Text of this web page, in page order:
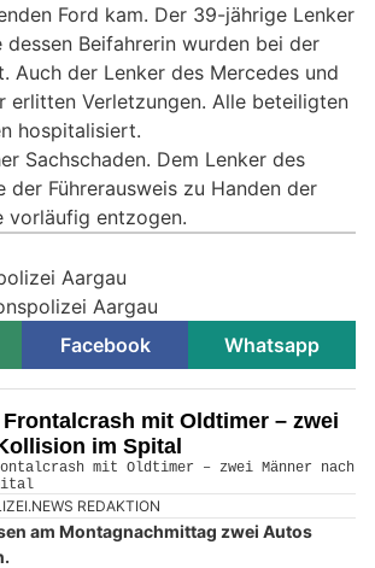
Ford kam. Der 39-jährige Lenker
dessen Beifahrerin wurden bei der
Auch der Lenker des Mercedes und
erlitten Verletzungen. Alle beteiligten
hospitalisiert.
Sachschaden. Dem Lenker des
der Führerausweis zu Handen der
vorläufig entzogen.
Aargau
Aargau
Facebook Whatsapp
mit Oldtimer – zwei
im Spital
REDAKTION
am Montagnachmittag zwei Autos